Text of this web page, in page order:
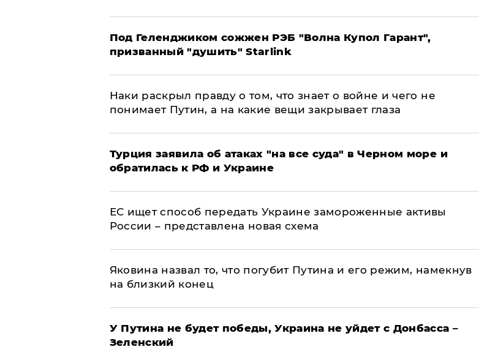
Под Геленджиком сожжен РЭБ "Волна Купол Гарант",
призванный "душить" Starlink
Наки раскрыл правду о том, что знает о войне и чего не
понимает Путин, а на какие вещи закрывает глаза
Турция заявила об атаках "на все суда" в Черном море и
обратилась к РФ и Украине
ЕС ищет способ передать Украине замороженные активы
России – представлена новая схема
Яковина назвал то, что погубит Путина и его режим, намекнув
на близкий конец
У Путина не будет победы, Украина не уйдет с Донбасса –
Зеленский